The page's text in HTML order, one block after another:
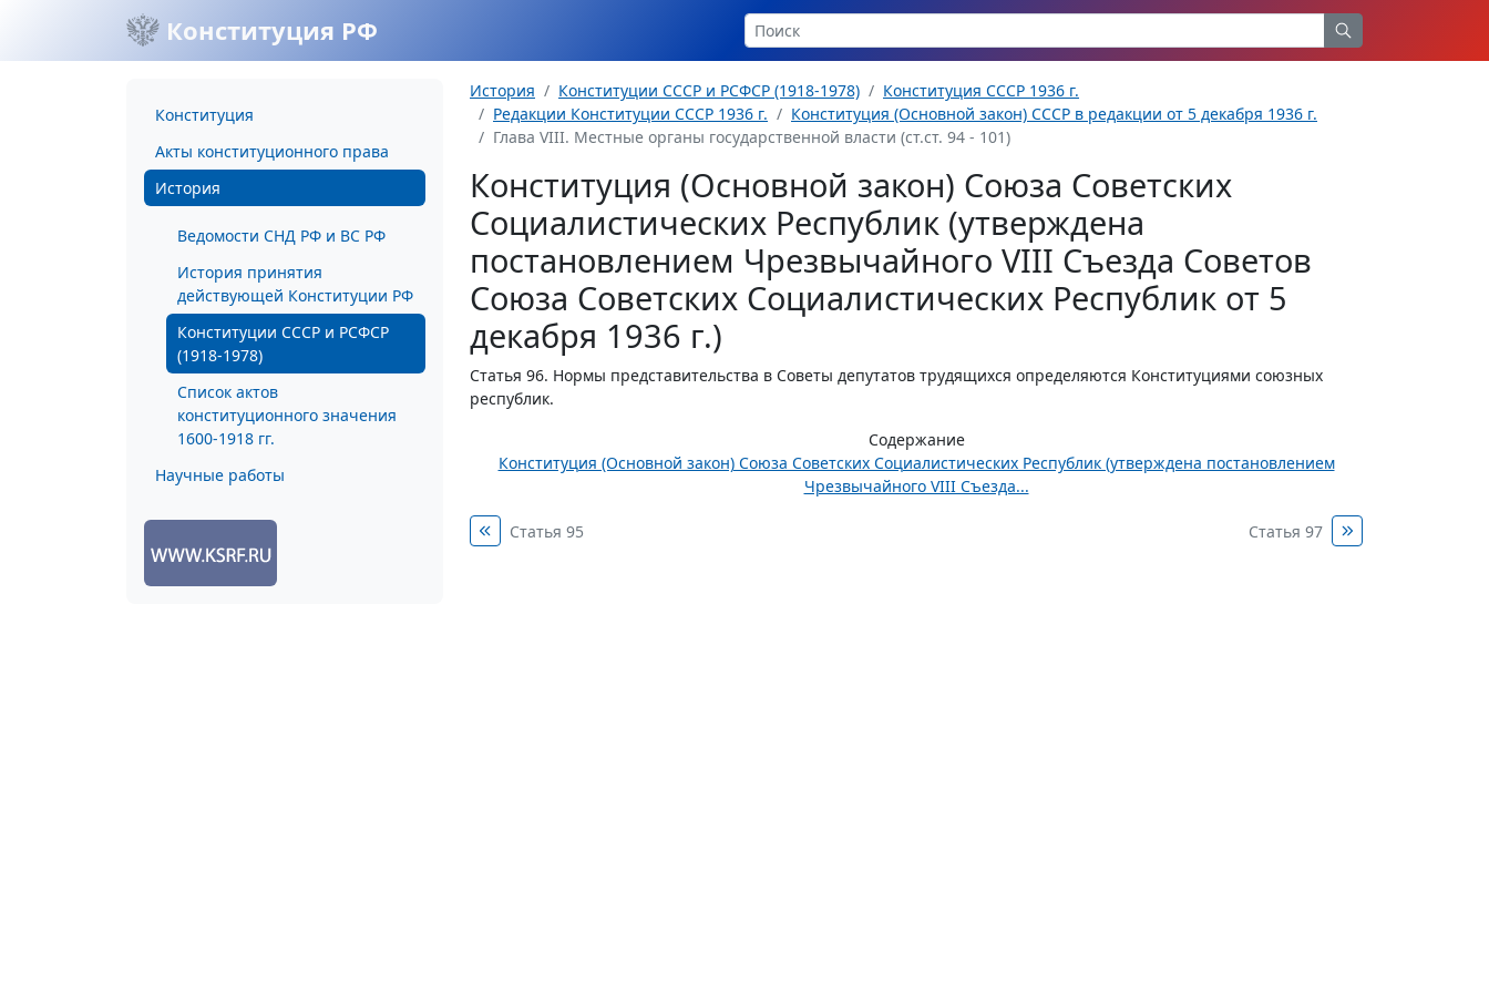
Конституция РФ
Конституция
Акты конституционного права
История
Ведомости СНД РФ и ВС РФ
История принятия
действующей Конституции РФ
Конституции СССР и РСФСР
(1918-1978)
Список актов
конституционного значения
1600-1918 гг.
Научные работы
История Конституции СССР и РСФСР (1918-1978)
Конституция СССР 1936 г.
Редакции Конституции СССР 1936 г.
Конституция (Основной закон) СССР в редакции от 5 декабря 1936 г.
Глава VIII. Местные органы государственной власти (ст.ст. 94 - 101)
Конституция (Основной закон) Союза Советских
Социалистических Республик (утверждена
постановлением Чрезвычайного VIII Съезда Советов
Союза Советских Социалистических Республик от 5
декабря 1936 г.)
Статья 96. Нормы представительства в Советы депутатов трудящихся определяются Конституциями союзных
республик.
Содержание
Конституция (Основной закон) Союза Советских Социалистических Республик (утверждена постановлением
Чрезвычайного VIII Съезда...
Статья 95 Статья 97